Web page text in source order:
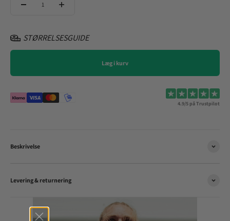
STØRRELSESGUIDE
Læg i kurv
4.9/5 på Trustpilot
Beskrivelse
Levering & returnering